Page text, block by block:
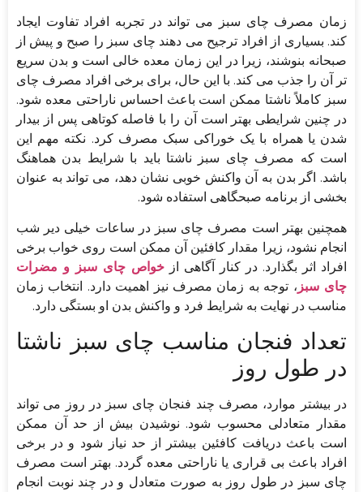
زمان مصرف چای سبز می تواند در تجربه افراد تفاوت ایجاد
کند. بسیاری از افراد ترجیح می دهند چای سبز را صبح و پیش از
صبحانه بنوشند، زیرا در این زمان معده خالی است و بدن سریع
تر آن را جذب می کند. با این حال، برای برخی افراد مصرف چای
سبز کاملاً ناشتا ممکن است باعث احساس ناراحتی معده شود.
در چنین شرایطی بهتر است آن را با فاصله کوتاهی پس از بیدار
شدن یا همراه با یک خوراکی سبک مصرف کرد. نکته مهم این
است که مصرف چای سبز ناشتا باید با شرایط بدن هماهنگ
باشد. اگر بدن به آن واکنش خوبی نشان دهد، می تواند به عنوان
بخشی از برنامه صبحگاهی استفاده شود.
همچنین بهتر است مصرف چای سبز در ساعات خیلی دیر شب
انجام نشود، زیرا مقدار کافئین آن ممکن است روی خواب برخی
افراد اثر بگذارد. در کنار آگاهی از خواص چای سبز و مضرات
چای سبز ، توجه به زمان مصرف نیز اهمیت دارد. انتخاب زمان
مناسب در نهایت به شرایط فرد و واکنش بدن او بستگی دارد.
تعداد فنجان مناسب چای سبز ناشتا
در طول روز
در بیشتر موارد، مصرف چند فنجان چای سبز در روز می تواند
مقدار متعادلی محسوب شود. نوشیدن بیش از حد آن ممکن
است باعث دریافت کافئین بیشتر از حد نیاز شود و در برخی
افراد باعث بی قراری یا ناراحتی معده گردد. بهتر است مصرف
چای سبز در طول روز به صورت متعادل و در چند نوبت انجام